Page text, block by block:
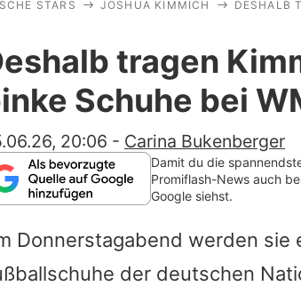
STARS JOSHUA KIMMICH DESHALB
tragen
Schuhe bei
20:06 - Carina Bukenberger
Damit du die
Promiflash-News auch
Google siehst.
Donnerstagabend werden
der deutschen